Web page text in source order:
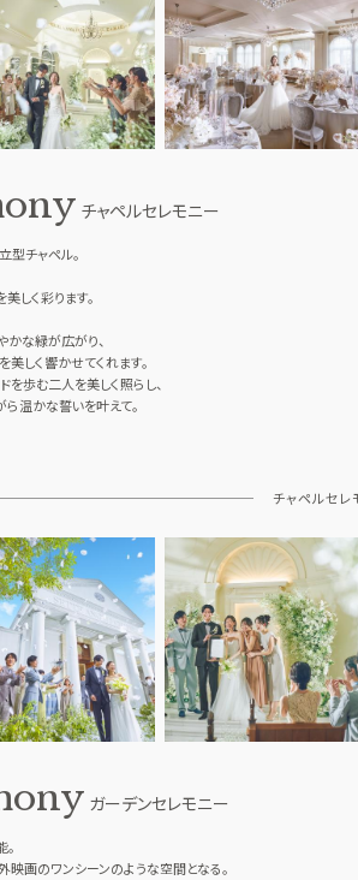
LOCATION
ロケーションフォト
GUEST
ご列席者の皆さまへ
お手伝い
チャペルセレモニー
型チャペル。
しく彩ります。
な緑が広がり、
しく響かせてくれます。
歩む二人を美しく照らし、
温かな誓いを叶えて。
チャペルセレ
ガーデンセレモニー
映画のワンシーンのような空間となる。